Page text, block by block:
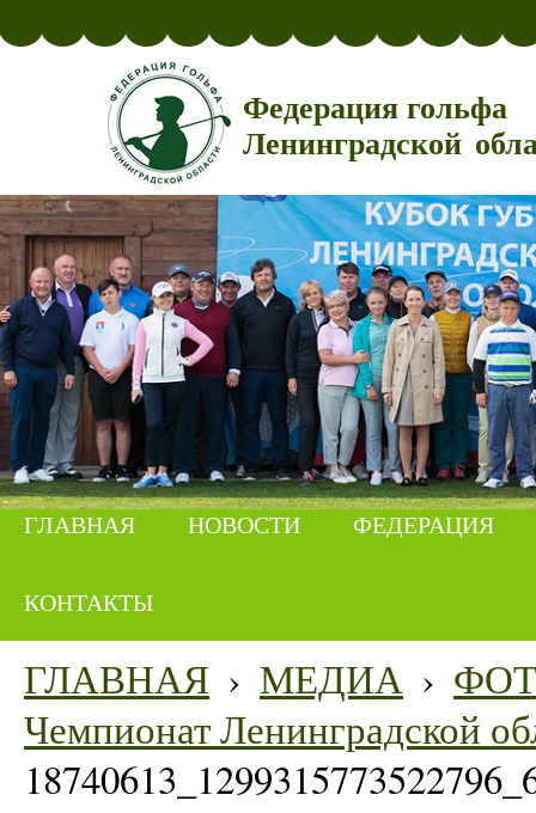
Федерация гольфа
Ленинградской
ГЛАВНАЯ НОВОСТИ ФЕДЕРАЦИЯ
КОНТАКТЫ
ГЛАВНАЯ › МЕДИА ›
Чемпионат Ленинградской